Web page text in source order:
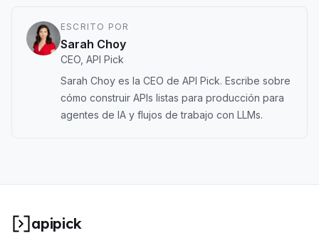
ESCRITO POR
Sarah Choy
CEO, API Pick
Sarah Choy es la CEO de API Pick. Escribe sobre
cómo construir APIs listas para producción para
agentes de IA y flujos de trabajo con LLMs.
apipick